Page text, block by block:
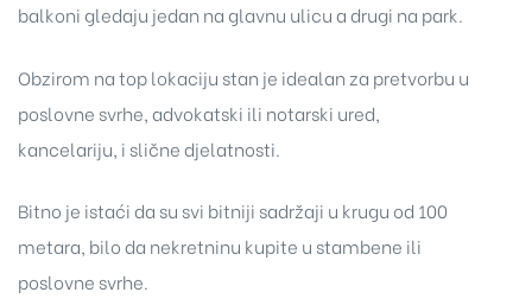
balkoni gledaju jedan na glavnu ulicu a drugi na park.
Obzirom na top lokaciju stan je idealan za pretvorbu u
poslovne svrhe, advokatski ili notarski ured,
kancelariju, i slične djelatnosti.
Bitno je istaći da su svi bitniji sadržaji u krugu od 100
metara, bilo da nekretninu kupite u stambene ili
poslovne svrhe.